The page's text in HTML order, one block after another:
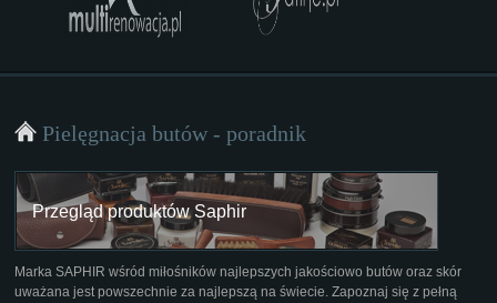
Pielęgnacja butów - poradnik
Przegląd produktów Saphir
Marka SAPHIR wśród miłośników najlepszych jakościowo butów oraz skór
uważana jest powszechnie za najlepszą na świecie. Zapoznaj się z pełną